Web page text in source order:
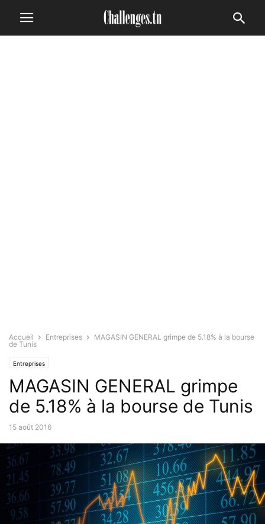
Accueil Entreprises
MAGASIN GENERAL grimpe de 5.18% à la bourse
de Tunis
Entreprises
MAGASIN GENERAL grimpe
de 5.18% à la bourse de Tunis
15 août 2016